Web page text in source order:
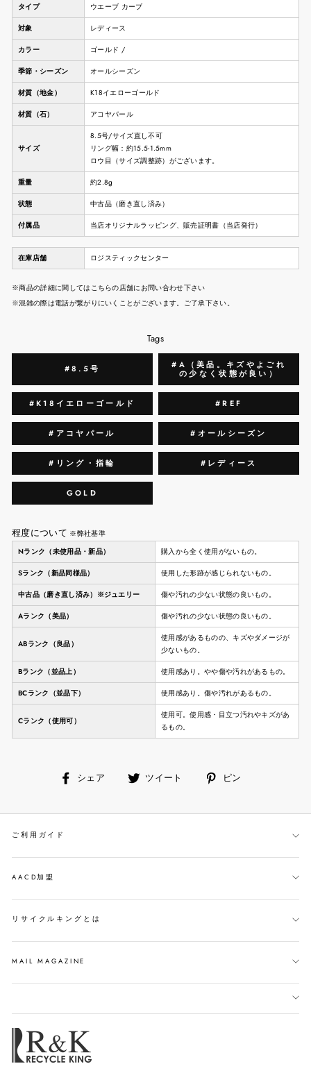
タイプ ウエーブ カーブ
対象 レディース
カラー ゴールド /
季節・シーズン オールシーズン
材質（地金） K18イエローゴールド
材質（石） アコヤパール
サイズ
8.5号/サイズ直し不可
リング幅：約15.5-1.5mm
ロウ目（サイズ調整跡）がございます。
重量 約2.8g
状態 中古品（磨き直し済み）
付属品 当店オリジナルラッピング、販売証明書（当店発行）
在庫店舗 ロジスティックセンター
※商品の詳細に関してはこちらの店舗にお問い合わせ下さい
※混雑の際は電話が繋がりにいくことがございます。ご了承下さい。
Tags
#8.5号
#A（美品。キズやよごれ
の少なく状態が良い）
#K18イエローゴールド #REF
#アコヤパール #オールシーズン
#リング・指輪 #レディース
GOLD
程度について ※弊社基準
Nランク（未使用品・新品）
購入から全く使用がないもの。
Sランク（新品同様品） 使用した形跡が感じられないもの。
中古品（磨き直し済み）※ジュエリー 傷や汚れの少ない状態の良いもの。
Aランク（美品） 傷や汚れの少ない状態の良いもの。
ABランク（良品）
使用感があるものの、キズやダメージが
少ないもの。
Bランク（並品上） 使用感あり。やや傷や汚れがあるもの。
BCランク（並品下） 使用感あり。傷や汚れがあるもの。
Cランク（使用可）
使用可。使用感・目立つ汚れやキズがあ
るもの。
シェア
facebookツイート ピン
ご利用ガイド
AACD加盟
リサイクルキングとは
MAIL MAGAZINE